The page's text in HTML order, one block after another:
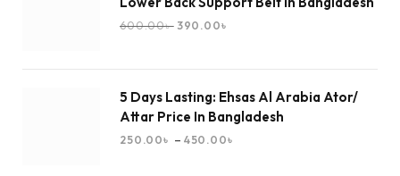
600.00৳ 390.00৳
5 Days Lasting: Ehsas Al Arabia Ator/
Attar Price In Bangladesh
250.00৳ – 450.00৳